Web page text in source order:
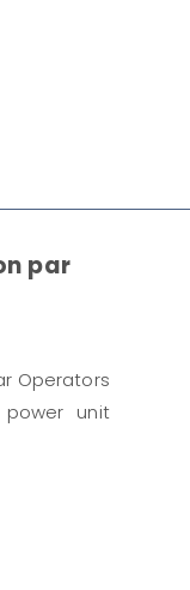
par
Operators
unit